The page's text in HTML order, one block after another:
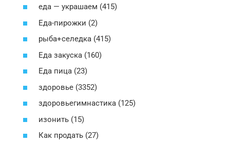
еда — украшаем (415)
Еда-пирожки (2)
рыба+селедка (415)
Еда закуска (160)
Еда пица (23)
здоровье (3352)
здоровьегимнастика (125)
изонить (15)
Как продать (27)